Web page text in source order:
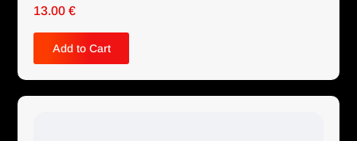
13.00€
Add to Cart